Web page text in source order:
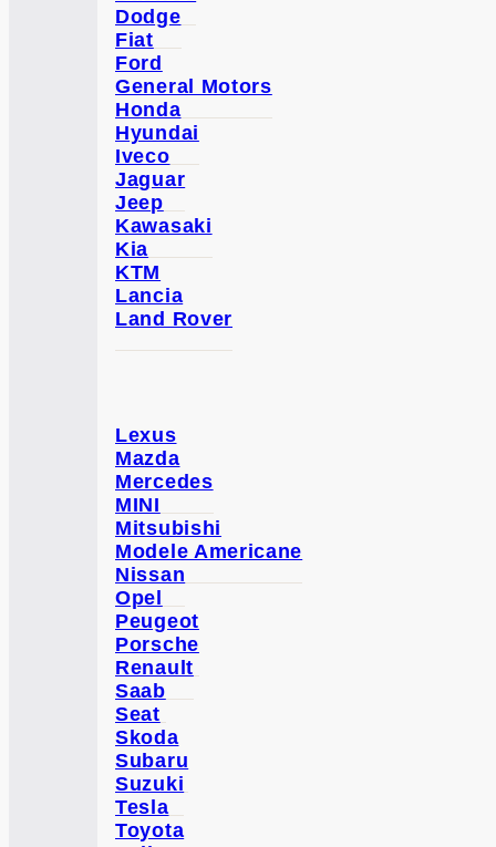
Dodge
Fiat
Ford
General Motors
Honda
Hyundai
Iveco
Jaguar
Jeep
Kawasaki
Kia
KTM
Lancia
Land Rover
Lexus
Mazda
Mercedes
MINI
Mitsubishi
Modele Americane
Nissan
Opel
Peugeot
Porsche
Renault
Saab
Seat
Skoda
Subaru
Suzuki
Tesla
Toyota